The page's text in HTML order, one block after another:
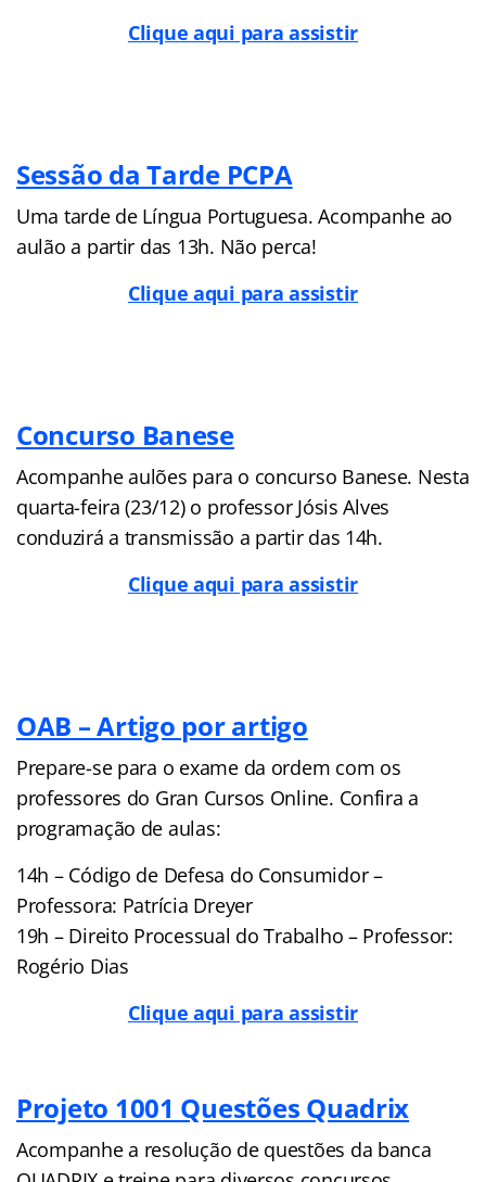
Clique aqui para assistir
Sessão da Tarde PCPA
Uma tarde de Língua Portuguesa. Acompanhe ao
aulão a partir das 13h. Não perca!
Clique aqui para assistir
Concurso Banese
Acompanhe aulões para o concurso Banese. Nesta
quarta-feira (23/12) o professor Jósis Alves
conduzirá a transmissão a partir das 14h.
Clique aqui para assistir
OAB – Artigo por artigo
Prepare-se para o exame da ordem com os
professores do Gran Cursos Online. Confira a
programação de aulas:
14h – Código de Defesa do Consumidor –
Professora: Patrícia Dreyer
19h – Direito Processual do Trabalho – Professor:
Rogério Dias
Clique aqui para assistir
Projeto 1001 Questões Quadrix
Acompanhe a resolução de questões da banca